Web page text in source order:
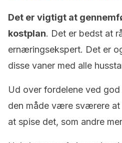
Det er vigtigt at
kostplan. Det er bedst at
ernæringsekspert. Det er
disse vaner med alle
Ud over fordelene ved
den måde være sværere
at spise det, som andre